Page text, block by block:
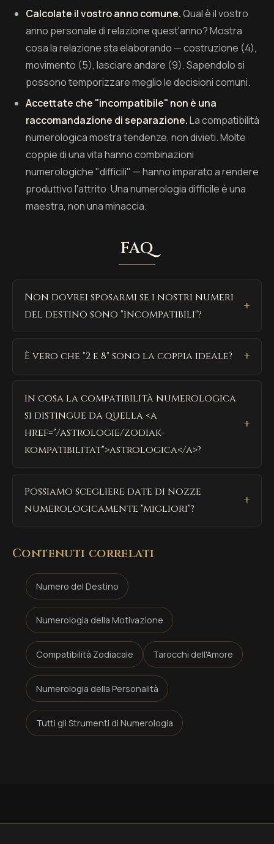
Calcolate il vostro anno comune.Qual è il vostro
anno personale di relazione quest'anno? Mostra
cosa la relazione sta elaborando — costruzione (4),
movimento (5), lasciare andare (9). Sapendolo si
possono temporizzare meglio le decisioni comuni.
Accettate che "incompatibile" non è una
raccomandazione di separazione.La compatibilità
numerologica mostra tendenze, non divieti. Molte
coppie di una vita hanno combinazioni
numerologiche "difficili" — hanno imparato a rendere
produttivo l'attrito. Una numerologia difficile è una
maestra, non una minaccia.
FAQ
Non dovrei sposarmi se i nostri numeri
del destino sono "incompatibili"?
È vero che "2 e 8" sono la coppia ideale?
In cosa la compatibilità numerologica
si distingue da quella <a
href="/astrologie/zodiak-
kompatibilitat">astrologica</a>?
Possiamo scegliere date di nozze
numerologicamente "migliori"?
Contenuti correlati
Numero del Destino
Numerologia della Motivazione
Compatibilità Zodiacale Tarocchi dell'Amore
Numerologia della Personalità
Tutti gli Strumenti di Numerologia